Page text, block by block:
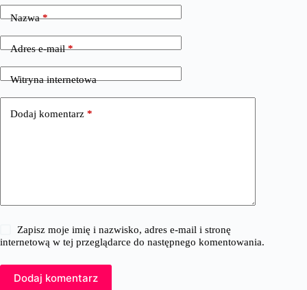
Nazwa*
Adres e-mail*
Witryna internetowa
Dodaj komentarz *
Zapisz moje imię i nazwisko, adres e-mail i stronę
internetową w tej przeglądarce do następnego komentowania.
Dodaj komentarz